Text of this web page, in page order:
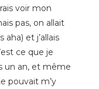
voir mon
pas, on allait
et j’allais
ce que je
un an, et même
pouvait m’y